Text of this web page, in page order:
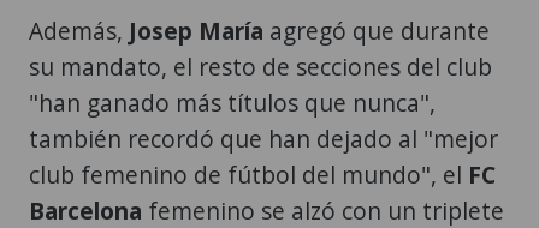
Además, Josep María agregó que durante
su mandato, el resto de secciones del club
"han ganado más títulos que nunca",
también recordó que han dejado al "mejor
club femenino de fútbol del mundo", el FC
Barcelona femenino se alzó con un triplete